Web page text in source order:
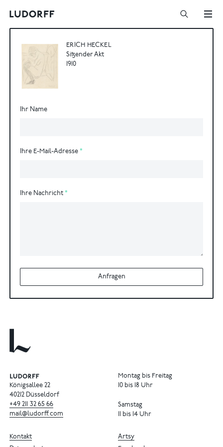
ERICH HECKEL
Sitzender Akt
1910
Ihr Name
Ihre E-Mail-Adresse
Ihre Nachricht
Anfragen
Königsallee 22
40212 Düsseldorf
+49 211 32 65 66
mail@ludorff.com
Montag bis Freitag
10 bis 18 Uhr
Samstag
11 bis 14 Uhr
Artsy
Kontakt